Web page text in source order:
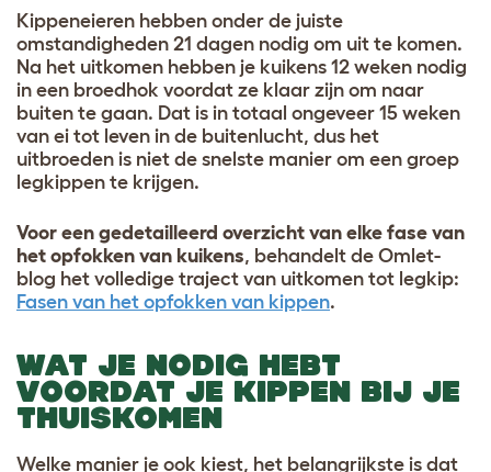
Kippeneieren hebben onder de juiste
omstandigheden 21 dagen nodig om uit te komen.
Na het uitkomen hebben je kuikens 12 weken nodig
in een broedhok voordat ze klaar zijn om naar
buiten te gaan. Dat is in totaal ongeveer 15 weken
van ei tot leven in de buitenlucht, dus het
uitbroeden is niet de snelste manier om een groep
legkippen te krijgen.
Voor een gedetailleerd overzicht van elke fase van
het opfokken van kuikens, behandelt de Omlet-
blog het volledige traject van uitkomen tot legkip:
Fasen van het opfokken van kippen.
WAT JE NODIG HEBT
VOORDAT JE KIPPEN BIJ JE
THUISKOMEN
Welke manier je ook kiest, het belangrijkste is dat